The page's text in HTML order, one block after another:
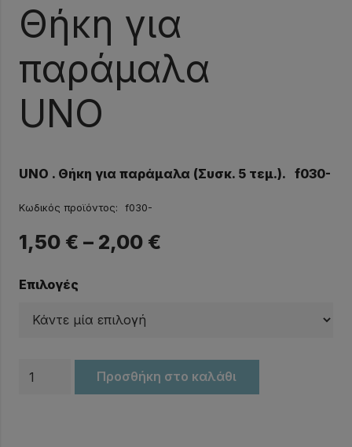
Θήκη για
παράμαλα
UNO
UNO . Θήκη για παράμαλα (Συσκ. 5 τεμ.). f030-
Κωδικός προϊόντος: f030-
1,50 € – 2,00 €
Επιλογές
Θήκη
Προσθήκη στο καλάθι